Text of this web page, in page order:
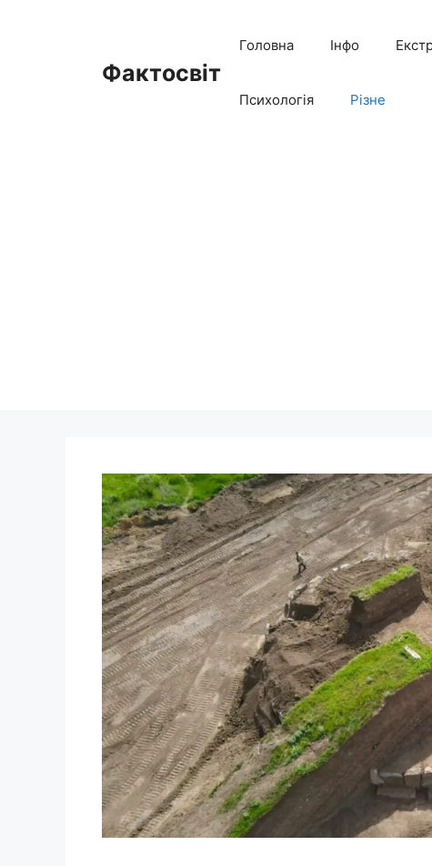
Фактосвіт
Головна Інфо
Психологія Різне